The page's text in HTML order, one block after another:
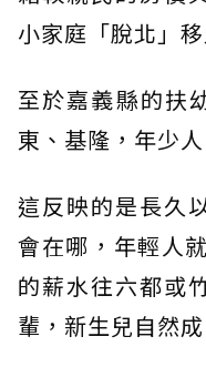
小家庭「脫北」移
至於嘉義縣的扶
東、基隆，年少
這反映的是長久
會在哪，年輕人
的薪水往六都或
輩，新生兒自然